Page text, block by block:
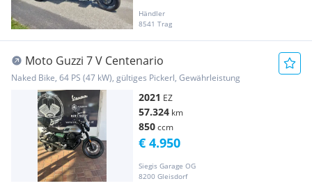
Händler
8541 Trag
Moto Guzzi 7 V Centenario
Naked Bike, 64 PS (47 kW), gültiges Pickerl, Gewährleistung
2021 EZ
57.324 km
850ccm
Siegis Garage OG
8200 Gleisdorf
€ 4.950